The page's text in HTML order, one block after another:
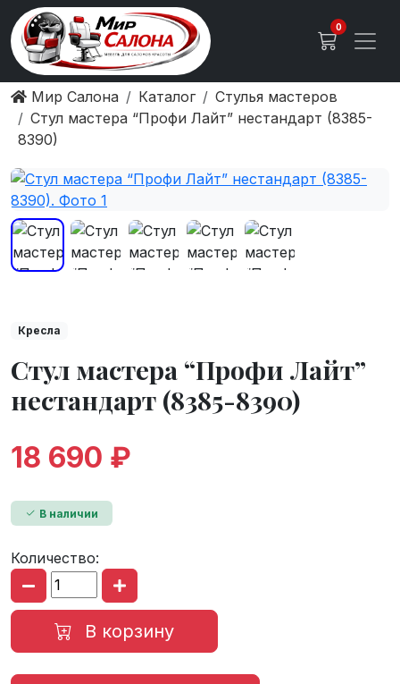
0
Мир Салона Каталог
Стулья мастеров
Стул мастера “Профи Лайт” нестандарт (8385-
8390)
Кресла
Стул мастера “Профи Лайт”
нестандарт (8385-8390)
18 690 ₽
В наличии
Количество:
В корзину